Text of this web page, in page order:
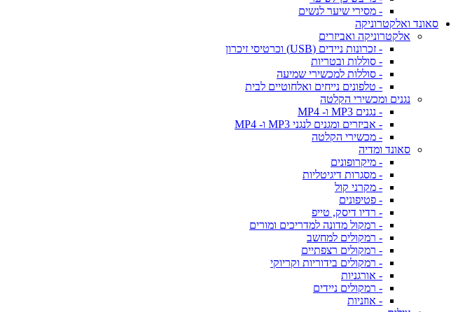
- מסירי שיער לנשים
סאונד ואלקטרוניקה
אלקטרוניקה ואביזרים
- זכרונות ניידים (USB) וכרטיסי זיכרון
- סוללות ובטריות
- סוללות למכשירי שמיעה
- טלפונים נייחים ואלחוטיים לבית
נגנים ומכשירי הקלטה
- נגנים MP3 ו- MP4
- אביזרים ומגנים לנגני MP3 ו- MP4
- מכשירי הקלטה
סאונד ומדיה
- מיקרופונים
- מסגרות דיגיטליות
- מקרני קול
- פטיפונים
- רדיו דיסק, טייפ
- רמקול מדונה למדריכים ומורים
- רמקולים למחשב
- רמקולים רצפתיים
- רמקולים בידוריות וקריוקי
- אורגניות
- רמקולים ניידים
- אוזניות